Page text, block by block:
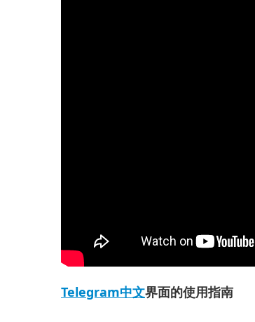
Telegram中文界面的使用指南